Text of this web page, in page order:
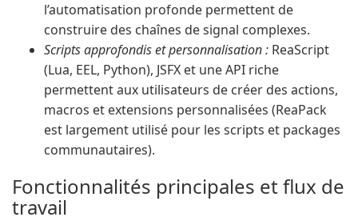
l’automatisation profonde permettent de
construire des chaînes de signal complexes.
Scripts approfondis et personnalisation : ReaScript
(Lua, EEL, Python), JSFX et une API riche
permettent aux utilisateurs de créer des actions,
macros et extensions personnalisées (ReaPack
est largement utilisé pour les scripts et packages
communautaires).
Fonctionnalités principales et flux de
travail